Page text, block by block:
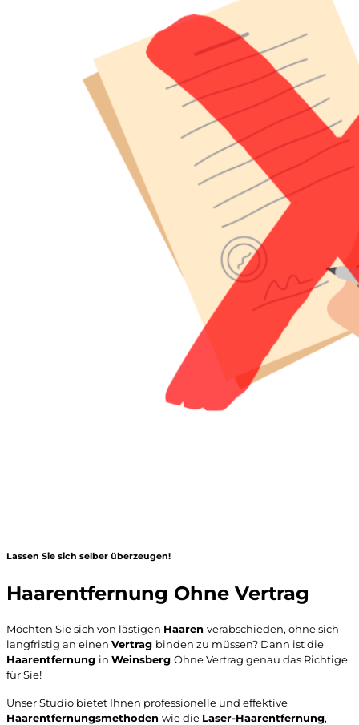
Lassen Sie sich selber überzeugen!
Haarentfernung Ohne Vertrag
Möchten Sie sich von lästigen Haaren verabschieden, ohne sich
langfristig an einen Vertrag binden zu müssen? Dann ist die
Haarentfernung in Weinsberg Ohne Vertrag genau das Richtige
für Sie!
Unser Studio bietet Ihnen professionelle und effektive
Haarentfernungsmethoden wie die Laser-Haarentfernung,